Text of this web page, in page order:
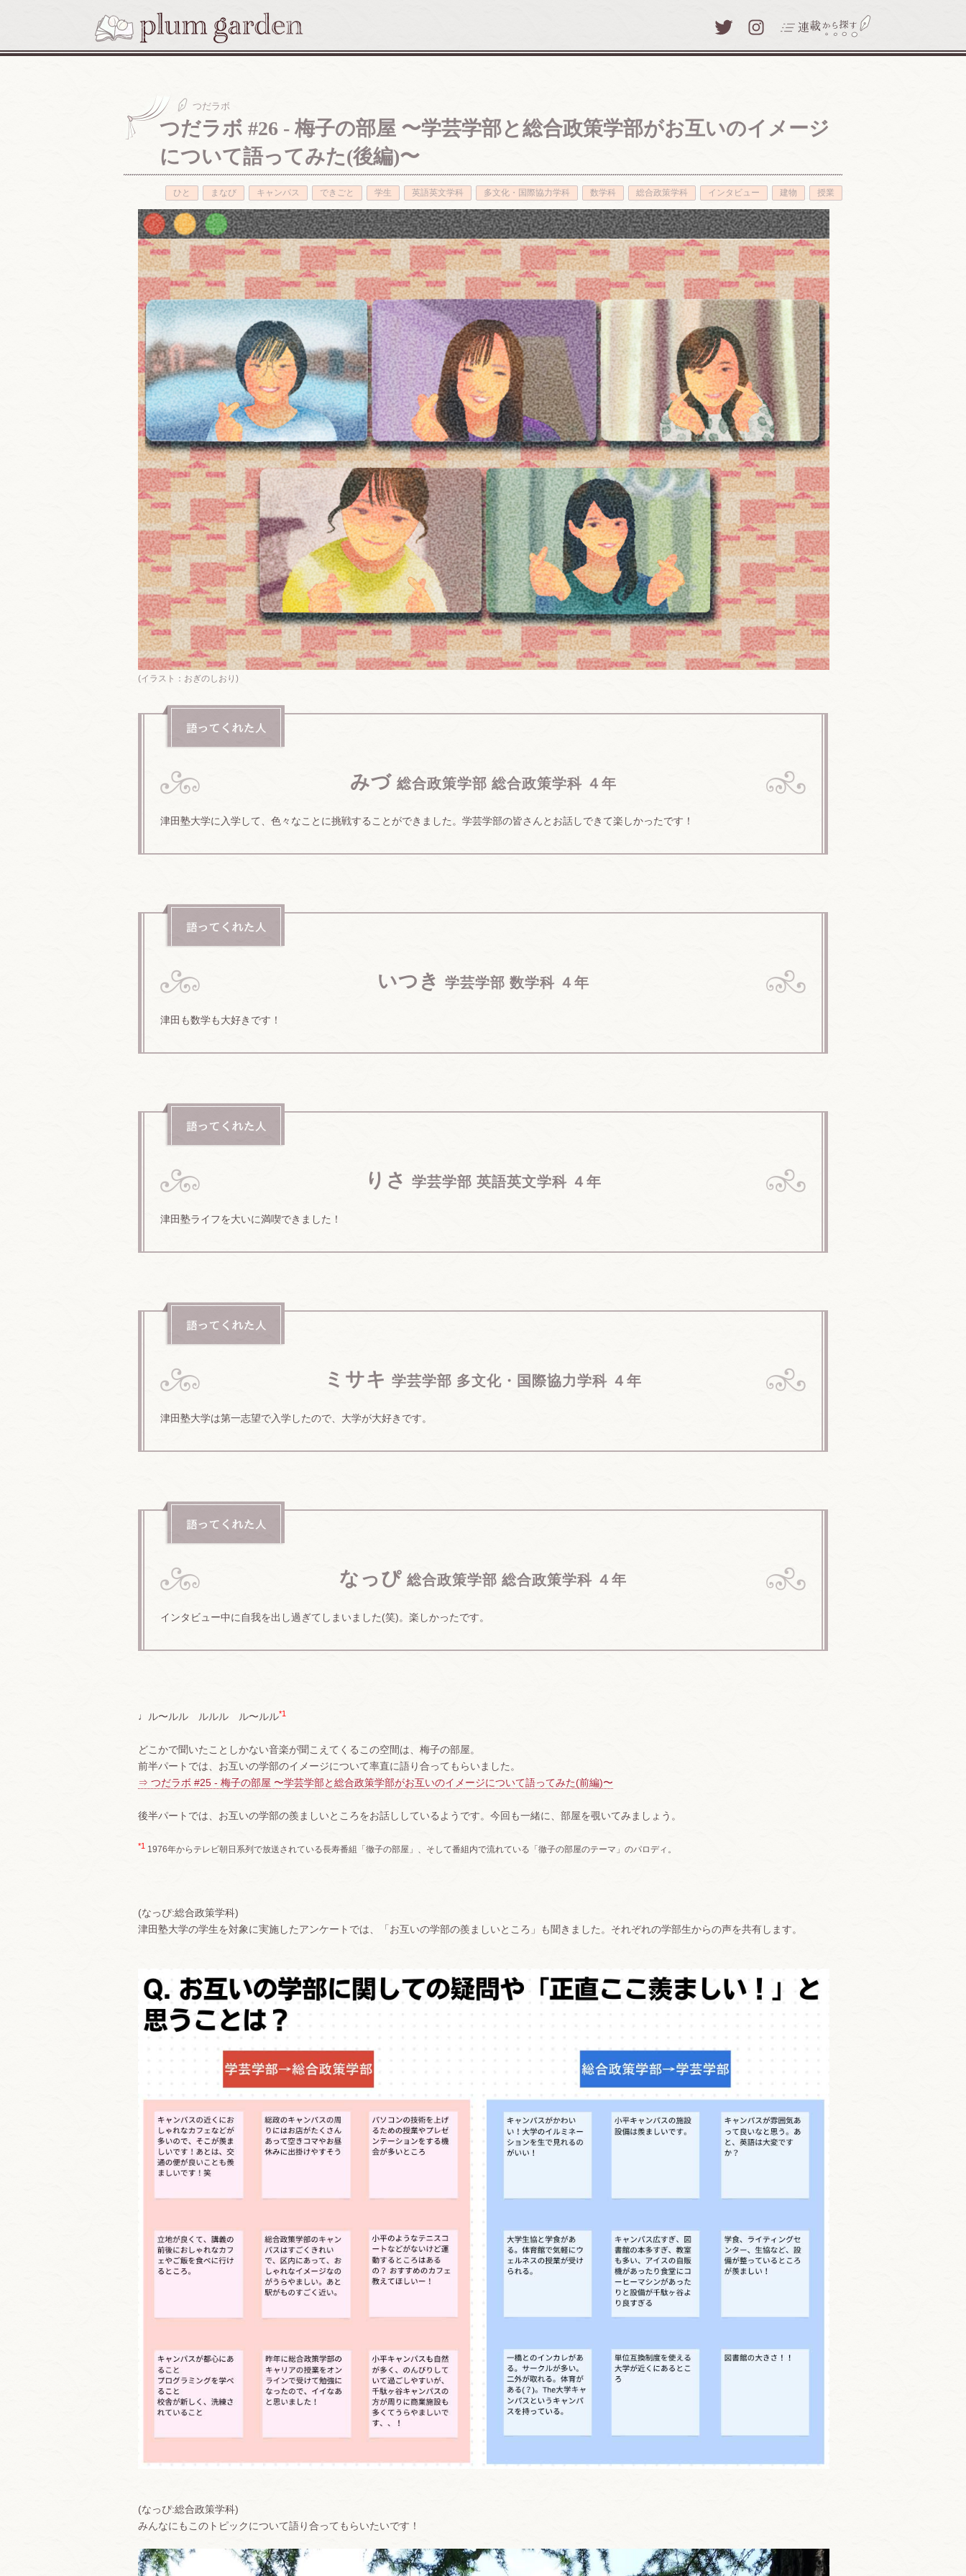
わたしのまなびアイテム(8)
津田塾探訪(29)
キャンパスレポート(71)
写真とひとこと(24)
人生と学び(30)
梅いち凛 ～咲いた津田塾生～
(25)
先生、あの話をしてください
(13)
Lens Between US @ Tsuda
University(2)
Lens Between US @ Tsuda
College(6)
つだラボ(30)
Tsuda Tsuda C ～津田塾生の
ホ・ン・ネ～(18)
Twitter Instagram
つだラボ
つだラボ #26 - 梅子の部屋 〜学芸学部と総合政策学部がお互いのイメージ
について語ってみた(後編)〜
ひと まなび キャンパス できごと 学生 英語英文学科 多文化・国際協力学科 数学科 総合政策学科 インタビュー 建物 授業
(イラスト：おぎのしおり)
みづ 総合政策学部 総合政策学科 ４年
津田塾大学に入学して、色々なことに挑戦することができました。学芸学部の皆さんとお話しできて楽しかったです！
いつき 学芸学部 数学科 ４年
津田も数学も大好きです！
りさ 学芸学部 英語英文学科 ４年
津田塾ライフを大いに満喫できました！
ミサキ 学芸学部 多文化・国際協力学科 ４年
津田塾大学は第一志望で入学したので、大学が大好きです。
なっぴ 総合政策学部 総合政策学科 ４年
インタビュー中に自我を出し過ぎてしまいました(笑)。楽しかったです。
♩ル〜ルル ルルル ル〜ルル*1
どこかで聞いたことしかない音楽が聞こえてくるこの空間は、梅子の部屋。
前半パートでは、お互いの学部のイメージについて率直に語り合ってもらいました。
⇒ つだラボ #25 - 梅子の部屋 〜学芸学部と総合政策学部がお互いのイメージについて語ってみた(前編)〜
後半パートでは、お互いの学部の羨ましいところをお話ししているようです。今回も一緒に、部屋を覗いてみましょう。
*1 1976年からテレビ朝日系列で放送されている長寿番組「徹子の部屋」、そして番組内で流れている「徹子の部屋のテーマ」のパロディ。
(なっぴ:総合政策学科)
津田塾大学の学生を対象に実施したアンケートでは、「お互いの学部の羨ましいところ」も聞きました。それぞれの学部生からの声を共有します。
(なっぴ:総合政策学科)
みんなにもこのトピックについて語り合ってもらいたいです！